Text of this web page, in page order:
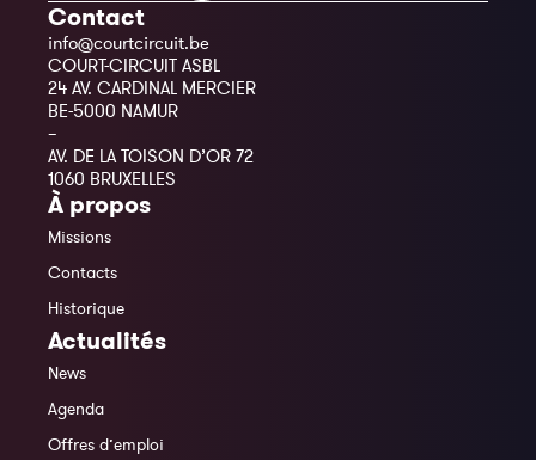
Contact
info@courtcircuit.be
COURT-CIRCUIT ASBL
24 AV. CARDINAL MERCIER
BE-5000 NAMUR
–
AV. DE LA TOISON D’OR 72
1060 BRUXELLES
À propos
Missions
Contacts
Historique
Actualités
News
Agenda
Offres d’emploi